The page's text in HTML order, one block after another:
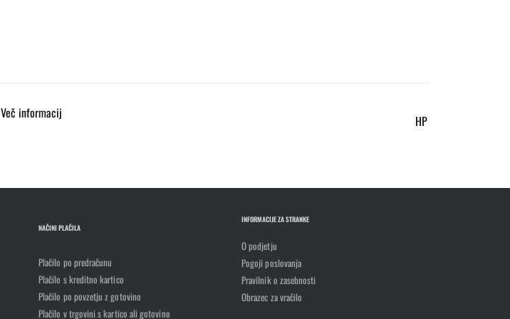
Več informacij HP
NAČINI PLAČILA
Plačilo po predračunu
Plačilo s kreditno kartico
Plačilo po povzetju z gotovino
Plačilo v trgovini s kartico ali gotovino
INFORMACIJE ZA STRANKE
O podjetju
Pogoji poslovanja
Pravilnik o zasebnosti
Obrazec za vračilo